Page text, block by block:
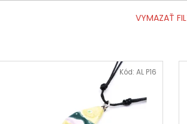
VYMAZAŤ
Kód: AL P16